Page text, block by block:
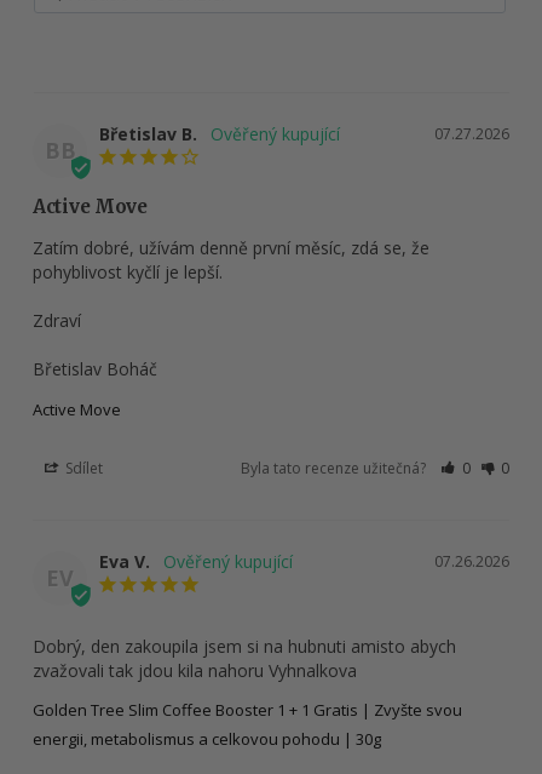
BB
07.27.2026
Břetislav B.
Active Move
Zatím dobré, užívám denně první měsíc, zdá se, že
pohyblivost kyčlí je lepší.
Zdraví
Břetislav Boháč
Active Move
Sdílet Byla tato recenze užitečná? 0 0
EV
07.26.2026
Eva V.
Dobrý, den zakoupila jsem si na hubnuti amisto abych
zvažovali tak jdou kila nahoru Vyhnalkova
Golden Tree Slim Coffee Booster 1 + 1 Gratis | Zvyšte svou
energii, metabolismus a celkovou pohodu | 30g